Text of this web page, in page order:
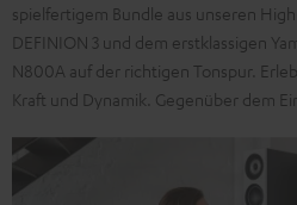
spielfertigem Bundle aus unseren
DEFINION 3 und dem erstklassigen
N800A auf der richtigen Tonspur.
Kraft und Dynamik. Gegenüber dem